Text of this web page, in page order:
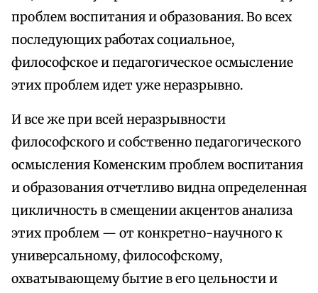
проблем воспитания и образования. Во всех
последующих работах социальное,
философское и педагогическое осмысление
этих проблем идет уже неразрывно.
И все же при всей неразрывности
философского и собственно педагогического
осмысления Коменским проблем воспитания
и образования отчетливо видна определенная
цикличность в смещении акцентов анализа
этих проблем — от конкретно-научного к
универсальному, философскому,
охватывающему бытие в его цельности и